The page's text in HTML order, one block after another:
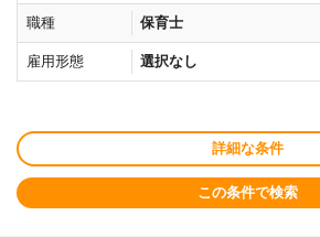
職種 保育士
雇用形態 選択なし
詳細な条件
この条件で検索